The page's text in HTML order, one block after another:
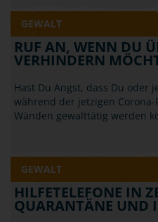
GEWALT
RUF AN, WENN DU
VERHINDERN
Hast Du Angst, dass Du oder
während der jetzigen
Wänden gewalttätig werden
GEWALT
HILFETELEFONE IN
QUARANTÄNE UND